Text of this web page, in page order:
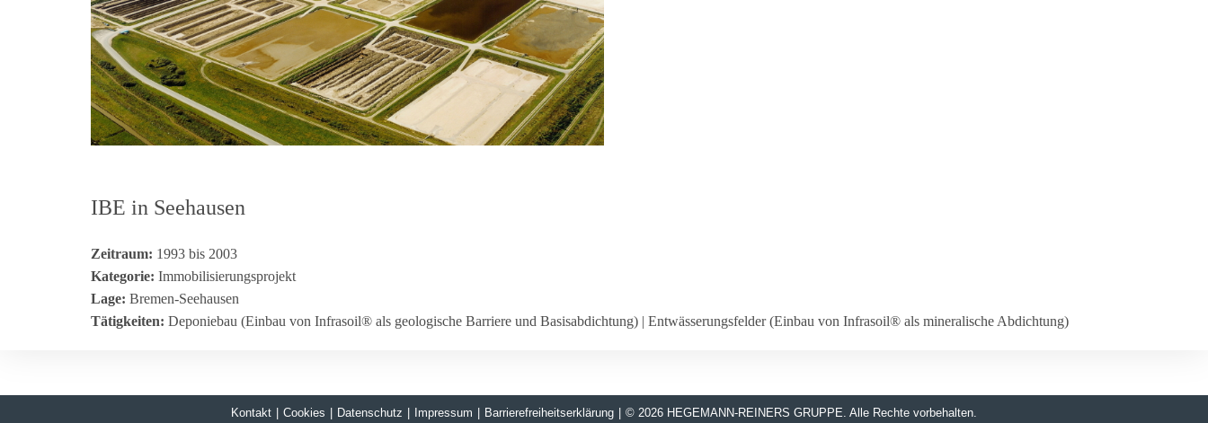
IBE in Seehausen
Zeit­raum: 1993 bis 2003
Kate­go­rie: Immobilisierungsprojekt
Lage: Bremen-Seehausen
Tätig­kei­ten: Depo­nie­bau (Ein­bau von Infra­soil® als geo­lo­gi­sche Bar­riere und Basis­ab­dich­tung) | Ent­wäs­se­rungs­fel­der (Ein­bau von Infra­soil® als mine­ra­li­sche Abdichtung)
Kontakt | Cookies | Datenschutz | Impressum | Barrierefreiheitserklärung | © 2026 HEGEMANN-REINERS GRUPPE. Alle Rechte vorbehalten.